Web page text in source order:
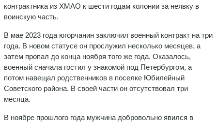
контрактника из ХМАО к шести годам колонии за неявку в
воинскую часть.
В мае 2023 года югорчанин заключил военный контракт на три
года. В новом статусе он прослужил несколько месяцев, а
затем пропал до конца ноября того же года. Оказалось,
военный сначала гостил у знакомой под Петербургом, а
потом навещал родственников в поселке Юбилейный
Советского района. В своей части он отсутствовал три
месяца.
В ноябре прошлого года мужчина добровольно явился в